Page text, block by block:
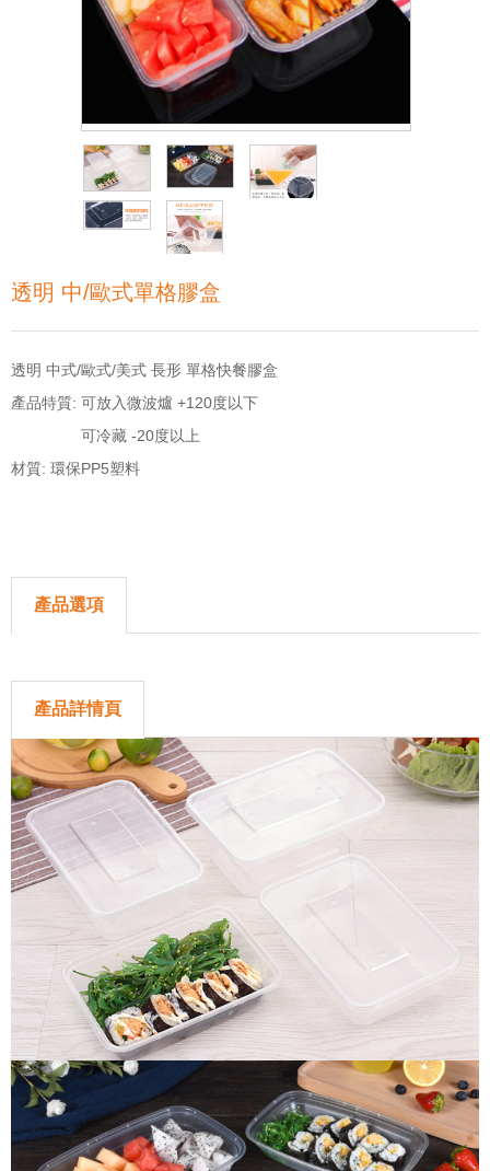
透明 中/歐式單格膠盒
透明 中式/歐式/美式 長形 單格快餐膠盒
產品特質: 可放入微波爐 +120度以下
可冷藏 -20度以上
材質: 環保PP5塑料
產品選項
產品詳情頁